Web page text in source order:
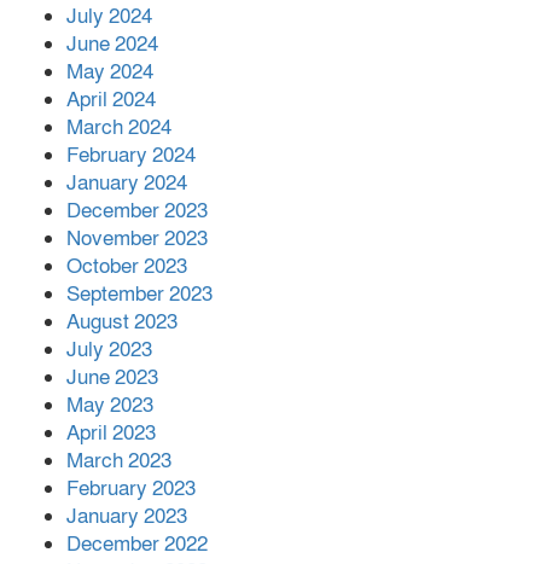
July 2024
June 2024
May 2024
April 2024
March 2024
February 2024
January 2024
December 2023
November 2023
October 2023
September 2023
August 2023
July 2023
June 2023
May 2023
April 2023
March 2023
February 2023
January 2023
December 2022